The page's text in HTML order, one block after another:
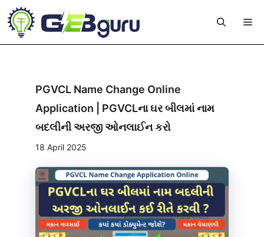
Skip
to
content
PGVCL Name Change Online
Application | PGVCLના ઘર બીલમાં નામ
બદલીની અરજી ઓનલાઈન કરો
18 April 2025